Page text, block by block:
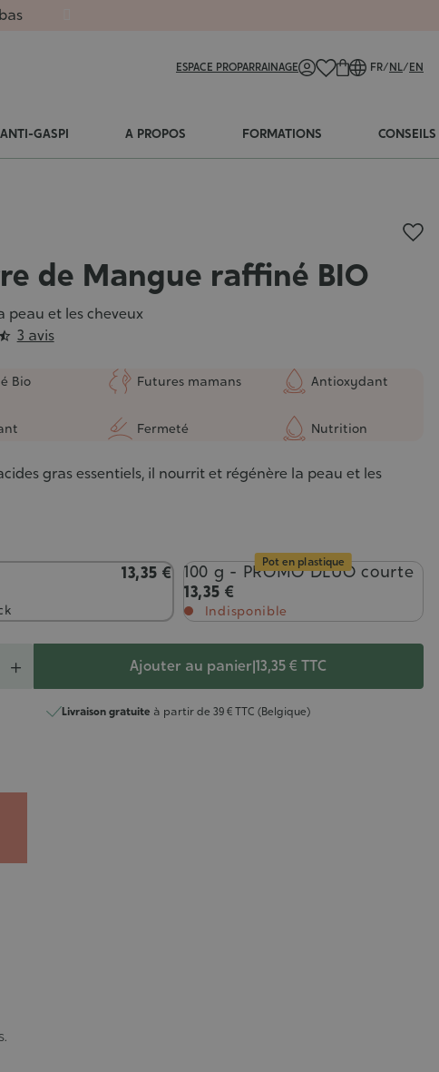
ESPACE PROPARRAINAGE FR/NL/EN
GASPI A PROPOS FORMATIONS CONSEILS
de Mangue raffiné BIO
peau et les cheveux
 3 avis
Bio Futures mamans Antioxydant
Fermeté Nutrition
gras essentiels, il nourrit et régénère la peau et les
13,35 € Pot en plastique
100 g - PROMO DLUO courte
13,35 €
Indisponible
+ Ajouter au panier|13,35 € TTC
Livraison gratuite à partir de 39 € TTC (Belgique)